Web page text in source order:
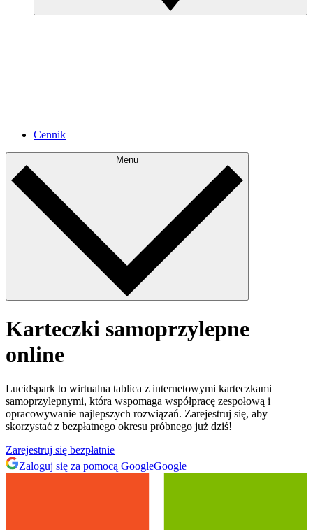
Cennik
Menu
Karteczki samoprzylepne
online
Lucidspark to wirtualna tablica z internetowymi karteczkami
samoprzylepnymi, która wspomaga współpracę zespołową i
opracowywanie najlepszych rozwiązań. Zarejestruj się, aby
skorzystać z bezpłatnego okresu próbnego już dziś!
Zarejestruj się bezpłatnie
Zaloguj się za pomocą GoogleGoogle